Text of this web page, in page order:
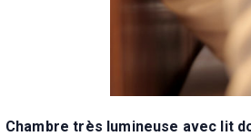
Chambre très lumineuse avec lit